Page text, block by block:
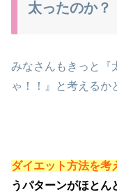
太ったのか？
みなさんもきっと『
ゃ！！』と考えるか
ダイエット方法を考
うパターンがほとん